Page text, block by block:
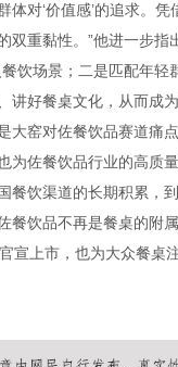
体对‘价值感’的追求。
双重黏性。”他进一步指
餐饮场景；二是匹配年轻
讲好餐桌文化，从而成
大窑对佐餐饮品赛道痛
为佐餐饮品行业的高质
餐饮渠道的长期积累，
餐饮品不再是餐桌的附
宣上市，也为大众餐桌